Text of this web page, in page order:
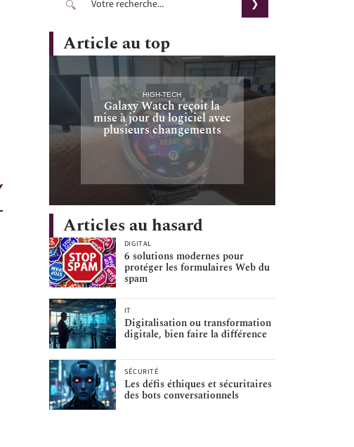
Article au top
HIGH-TECH
Galaxy Watch reçoit la
mise à jour du logiciel avec
plusieurs changements
Articles au hasard
DIGITAL
6 solutions modernes pour
protéger les formulaires Web du
spam
IT
Digitalisation ou transformation
digitale, bien faire la différence
SÉCURITÉ
Les défis éthiques et sécuritaires
des bots conversationnels